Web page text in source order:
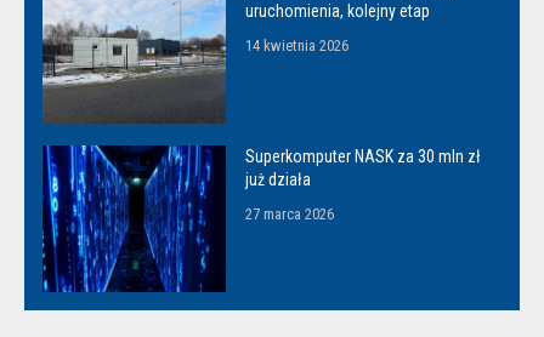
uruchomienia, kolejny etap
14 kwietnia 2026
Superkomputer NASK za 30 mln zł
już działa
27 marca 2026